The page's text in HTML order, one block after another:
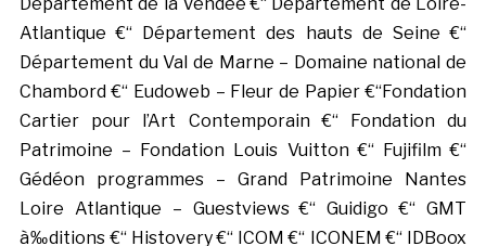
Atlantique €“ Département des hauts de Seine €“
Département du Val de Marne – Domaine national de
Chambord €“ Eudoweb – Fleur de Papier €“Fondation
Cartier pour l’Art Contemporain €“ Fondation du
Patrimoine – Fondation Louis Vuitton €“ Fujifilm €“
Gédéon programmes – Grand Patrimoine Nantes
Loire Atlantique – Guestviews €“ Guidigo €“ GMT
à‰ditions €“ Histovery €“ ICOM €“ ICONEM €“ IDBoox